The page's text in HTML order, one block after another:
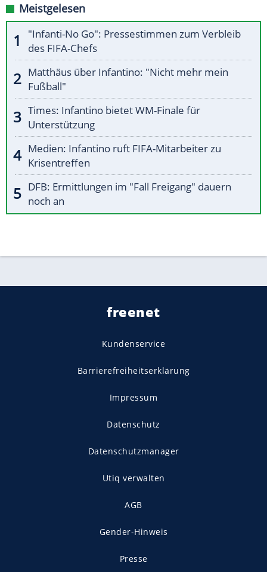
Meistgelesen
"Infanti-No Go": Pressestimmen zum Verbleib
des FIFA-Chefs
Matthäus über Infantino: "Nicht mehr mein
Fußball"
Times: Infantino bietet WM-Finale für
Unterstützung
Medien: Infantino ruft FIFA-Mitarbeiter zu
Krisentreffen
DFB: Ermittlungen im "Fall Freigang" dauern
noch an
freenet
Kundenservice
Barrierefreiheitserklärung
Impressum
Datenschutz
Datenschutzmanager
Utiq verwalten
AGB
Gender-Hinweis
Presse